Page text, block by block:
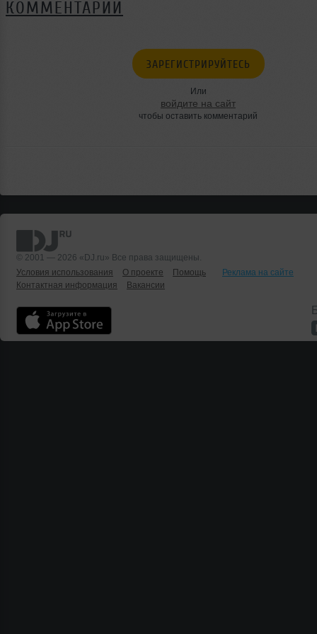
КОММЕНТАРИИ
ЗАРЕГИСТРИРУЙТЕСЬ
Или
войдите на сайт
чтобы оставить комментарий
© 2001 — 2026 «DJ.ru» Все права защищены.
Условия использования
О проекте Помощь
Реклама на сайте
Контактная информация
Вакансии